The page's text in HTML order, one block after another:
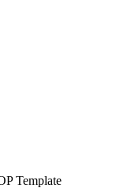
Template